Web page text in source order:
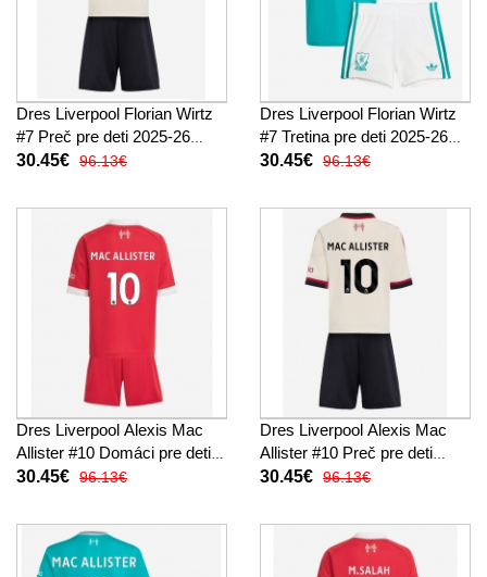
Dres Liverpool Florian Wirtz
#7 Preč pre deti 2025-26
Krátky Rukáv (+ trenírky)
30.45€ 96.13€
Dres Liverpool Florian Wirtz
#7 Tretina pre deti 2025-26
Krátky Rukáv (+ trenírky)
30.45€ 96.13€
Dres Liverpool Alexis Mac
Allister #10 Domáci pre deti
2025-26 Krátky Rukáv (+
30.45€ 96.13€
Dres Liverpool Alexis Mac
Allister #10 Preč pre deti
2025-26 Krátky Rukáv (+
30.45€ 96.13€